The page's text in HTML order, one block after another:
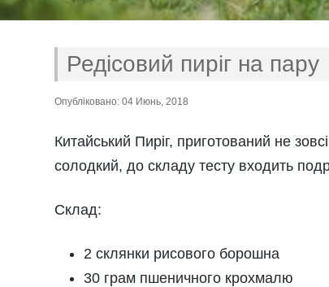
Редісовий пиріг на пару
Опубліковано: 04 Июнь, 2018
Китайський Пиріг, приготований не
солодкий, до складу тесту входить
Склад:
2 склянки рисового борошна
30 грам пшеничного крохмалю